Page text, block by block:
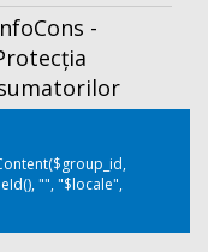
-
"", "$locale",